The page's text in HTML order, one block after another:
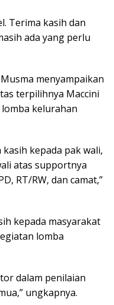
Terima kasih dan
ada yang perlu
menyampaikan
terpilihnya Maccini
kelurahan
kepada pak wali,
atas supportnya
RT/RW, dan camat,”
kepada masyarakat
lomba
dalam penilaian
ungkapnya.